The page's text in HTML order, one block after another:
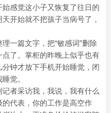
感觉这小子又恢复了往日的
开始就不把孩子当病号了，
一篇文字，把“敏感词”删除
了。掌柜的昨晚上似乎也有
钟才放下手机开始睡觉，闭
觉。
者采访我，我说，我有什么
代表，你的工作是高空作